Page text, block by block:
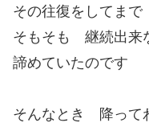
その往復をしてま
そもそも 継続出来
諦めていたのです
そんなとき 降って